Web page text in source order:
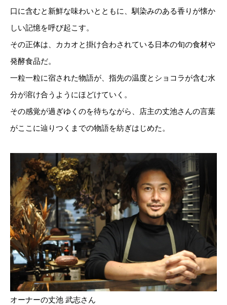
口に含むと新鮮な味わいとともに、馴染みのある香りが懐か
しい記憶を呼び起こす。
その正体は、カカオと掛け合わされている日本の旬の食材や
発酵食品だ。
一粒一粒に宿された物語が、指先の温度とショコラが含む水
分が溶け合うようにほどけていく。
その感覚が過ぎゆくのを待ちながら、店主の丈池さんの言葉
がここに辿りつくまでの物語を紡ぎはじめた。
オーナーの丈池 武志さん